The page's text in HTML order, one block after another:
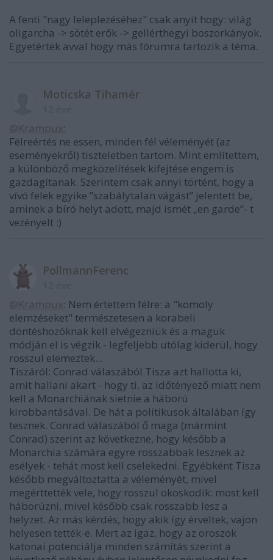
A fenti "nagy leleplezéséhez" csak anyit hogy: világ
oligarcha -> sötét erők -> gellérthegyi boszorkányok.
Egyetértek avval hogy más fórumra tartozik a téma.
Moticska Tihamér
@Krampux:
Félreértés ne essen, minden fél véleményét (az
eseményekről) tiszteletben tartom. Mint említettem,
a különböző megközelítések kifejtése engem is
gazdagítanak. Szerintem csak annyi történt, hogy a
vívó felek egyike ”szabálytalan vágást” jelentett be,
aminek a bíró helyt adott, majd ismét „en garde”- t
vezényelt :)
PollmannFerenc
@Krampux: Nem értettem félre: a "komoly
elemzéseket" természetesen a korabeli
döntéshozóknak kell elvégezniük és a maguk
módján el is végzik - legfeljebb utólag kiderül, hogy
rosszul elemeztek...
Tiszáról: Conrad válaszából Tisza azt hallotta ki,
amit hallani akart - hogy ti. az időtényező miatt nem
kell a Monarchiának sietnie a háború
kirobbantásával. De hát a politikusok általában így
tesznek. Conrad válaszából ő maga (mármint
Conrad) szerint az következne, hogy később a
Monarchia számára egyre rosszabbak lesznek az
esélyek - tehát most kell cselekedni. Egyébként Tisza
később megváltoztatta a véleményét, mivel
megérttették vele, hogy rosszul okoskodik: most kell
háborúzni, mivel később csak rosszabb lesz a
helyzet. Az más kérdés, hogy akik így érveltek, vajon
helyesen tették-e. Mert az igaz, hogy az oroszok
katonai potenciálja minden számítás szerint a